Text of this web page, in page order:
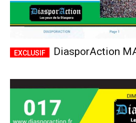
DiasporAction